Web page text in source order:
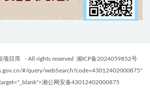
项目库 - All rights reserved 湘ICP备2024059852号
#/query/webSearch?code=43012402000875"
湘公网安备43012402000875